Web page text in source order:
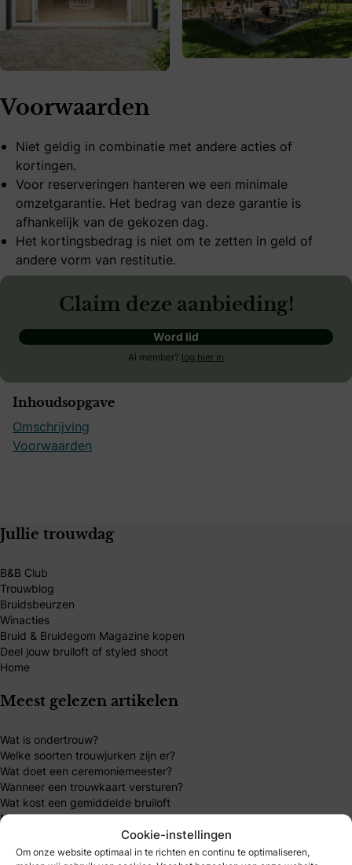
Cookie-instellingen
Om onze website optimaal in te richten en continu te optimaliseren,
Voorwaarden
Niet geldig in combinatie met andere acties of
kortingen.
Voor reserveringen hanteren we een minimale
omzetgarantie. Het bedrag van deze garantie is
afhankelijk van de gekozen dag.
Het kortingsbedrag is niet om te zetten in geld of
andere vorm van restitutie.
Claim deze aanbieding!
Word lid
Al member? log hier in
Inhoudsopgave
Omschrijving
Voorwaarden
Jullie trouwdag
B&B Club
Trouwblog
Bruidsbeurzen
Winacties
Bruid & Bruidegom Magazine kopen
Deel jouw bruiloft of styled shoot
Home
Meest gelezen artikelen
Wat is ondertrouw?
Welke soorten trouwjurken zijn er?
Wat doet een ceremoniemeester?
Wanneer een trouwkaart versturen?
Wat kost een gemiddelde bruiloft
Moet ik de vader om de hand vragen?
Hoeveel geld moet je geven als huwelijkscadeau?